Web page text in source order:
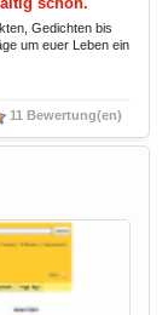
Gedichten bis
um euer Leben ein
11 Bewertung(en)